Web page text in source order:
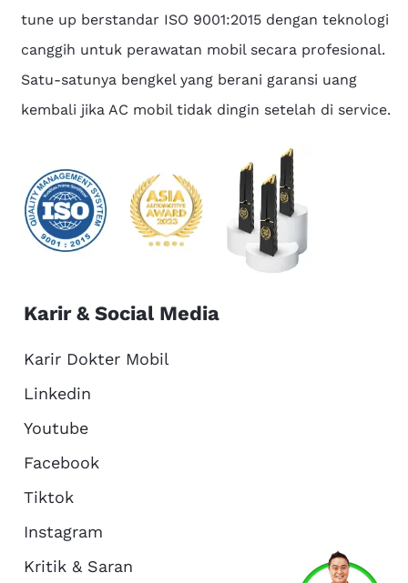
tune up berstandar ISO 9001:2015 dengan teknologi
canggih untuk perawatan mobil secara profesional.
Satu-satunya bengkel yang berani garansi uang
kembali jika AC mobil tidak dingin setelah di service.
Karir & Social Media
Karir Dokter Mobil
Linkedin
Youtube
Facebook
Tiktok
Instagram
Kritik & Saran